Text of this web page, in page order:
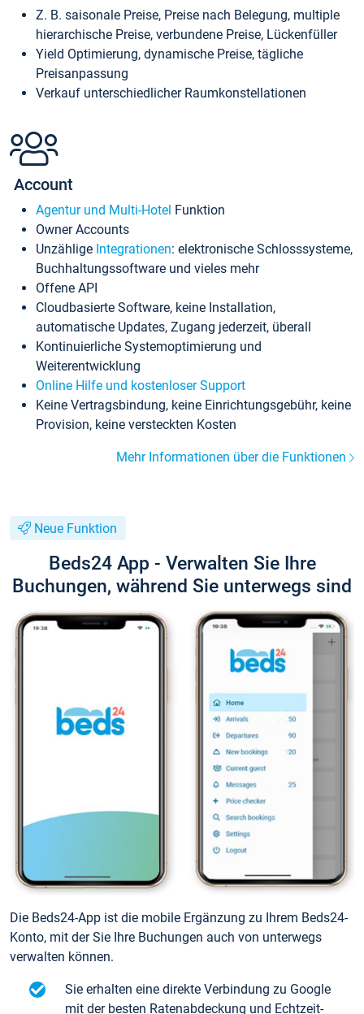
Z. B. saisonale Preise, Preise nach Belegung, multiple
hierarchische Preise, verbundene Preise, Lückenfüller
Yield Optimierung, dynamische Preise, tägliche
Preisanpassung
Verkauf unterschiedlicher Raumkonstellationen
Account
Agentur und Multi-Hotel Funktion
Owner Accounts
Unzählige Integrationen: elektronische Schlosssysteme,
Buchhaltungssoftware und vieles mehr
Offene API
Cloudbasierte Software, keine Installation,
automatische Updates, Zugang jederzeit, überall
Kontinuierliche Systemoptimierung und
Weiterentwicklung
Online Hilfe und kostenloser Support
Keine Vertragsbindung, keine Einrichtungsgebühr, keine
Provision, keine versteckten Kosten
Mehr Informationen über die Funktionen
Neue Funktion
Beds24 App - Verwalten Sie Ihre
Buchungen, während Sie unterwegs sind
Die Beds24-App ist die mobile Ergänzung zu Ihrem Beds24-
Konto, mit der Sie Ihre Buchungen auch von unterwegs
verwalten können.
Sie erhalten eine direkte Verbindung zu Google
mit der besten Ratenabdeckung und Echtzeit-